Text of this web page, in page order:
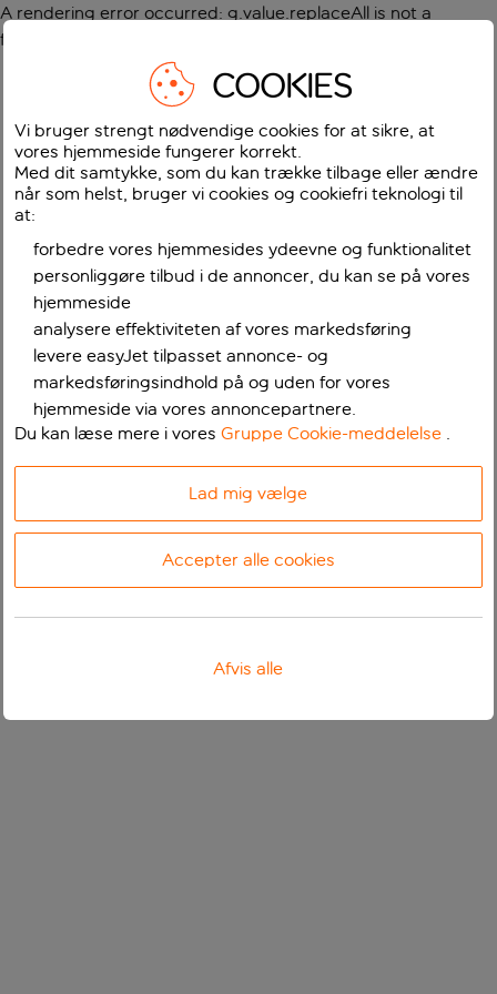
A rendering error occurred: g.value.replaceAll is not a
function
COOKIES
Vi bruger strengt nødvendige cookies for at sikre, at
vores hjemmeside fungerer korrekt.
Med dit samtykke, som du kan trække tilbage eller ændre
når som helst, bruger vi cookies og cookiefri teknologi til
at:
forbedre vores hjemmesides ydeevne og funktionalitet
personliggøre tilbud i de annoncer, du kan se på vores
hjemmeside
analysere effektiviteten af vores markedsføring
levere easyJet tilpasset annonce- og
markedsføringsindhold på og uden for vores
hjemmeside via vores annoncepartnere.
Du kan læse mere i voresGruppe Cookie-meddelelse .
Lad mig vælge
Accepter alle cookies
Afvis alle